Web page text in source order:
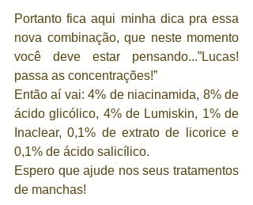
Portanto fica aqui minha dica pra essa
nova combinação, que neste momento
você deve estar pensando...”Lucas!
passa as concentrações!”
Então aí vai: 4% de niacinamida, 8% de
ácido glicólico, 4% de Lumiskin, 1% de
Inaclear, 0,1% de extrato de licorice e
0,1% de ácido salicílico.
Espero que ajude nos seus tratamentos
de manchas!